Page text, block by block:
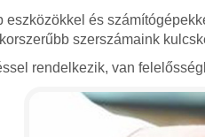
és
szerszámaink
rendelkezik, van